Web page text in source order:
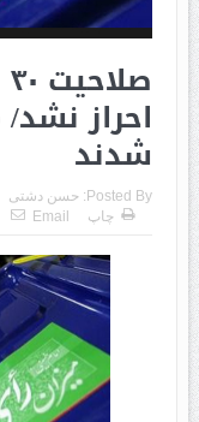
شدند
Posted By: حسن دشتی
چاپ
Email